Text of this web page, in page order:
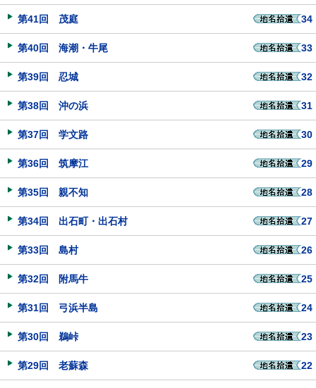
第41回 茂庭 34
第40回 海潮・牛尾 33
第39回 忍城 32
第38回 沖の浜 31
第37回 学文路 30
第36回 筑摩江 29
第35回 親不知 28
第34回 出石町・出石村 27
第33回 島村 26
第32回 附馬牛 25
第31回 弓浜半島 24
第30回 鵜峠 23
第29回 老蘇森 22